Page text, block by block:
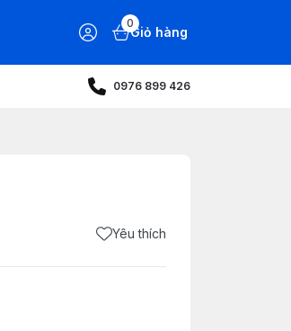
0
Giỏ hàng
0976 899 426
Yêu thích